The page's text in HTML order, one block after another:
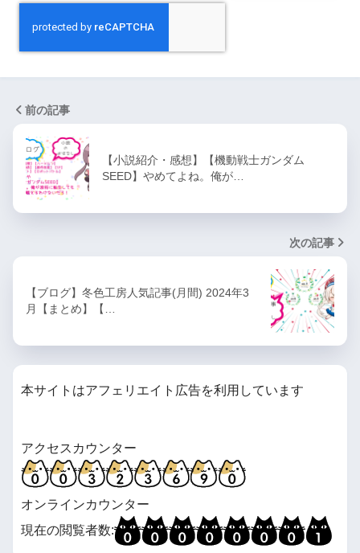
前の記事
【小説紹介・感想】【機動戦士ガンダム
SEED】やめてよね。俺が…
次の記事
【ブログ】冬色工房人気記事(月間) 2024年3
月【まとめ】【…
本サイトはアフェリエイト広告を利用しています
アクセスカウンター
オンラインカウンター
現在の閲覧者数: